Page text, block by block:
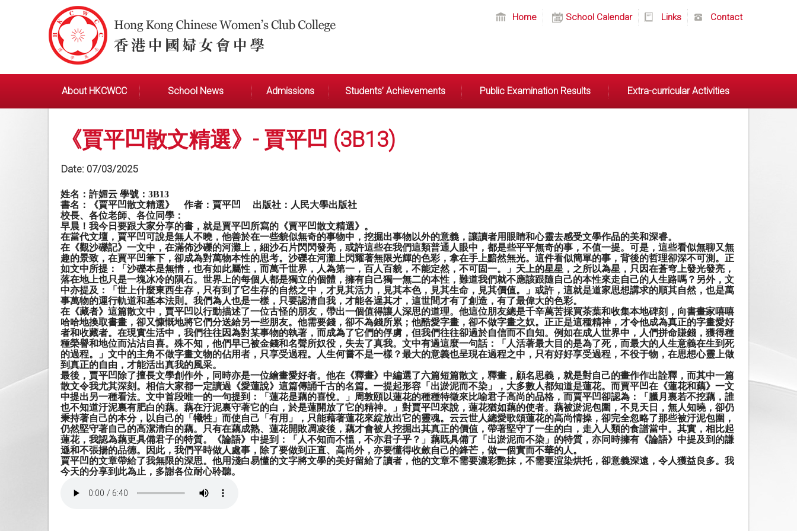
Home School Calendar Links Contact
About HKCWCC School News Admissions Students’ Achievements Public Examination Results Extra-curricular Activities
《賈平凹散文精選》- 賈平凹 (3B13)
Date: 07/03/2025
姓名：許媚云 學號： 3B13
書名：《賈平凹散文精選》
作者：賈平凹
出版社：人民大學出版社
校長、各位老師、各位同學：
早晨！我今日要跟大家分享的書，就是賈平凹所寫的《賈平凹散文精選》。
在當代文壇，賈平凹可說是無人不曉，他善於在一些貌似無奇的事物中，挖掘出事物以外的意義，讓讀者用眼睛和心靈去感受文學作品的美和深睿。
在《觀沙礫記》一文中，在滿佈沙礫的河灘上，細沙石片閃閃發亮，或許這些在我們這類普通人眼中，都是些平平無奇的事，不值一提。可是，這些看似無聊又無
趣的景致，在賈平凹筆下，卻成為對萬物本性的思考。沙礫在河灘上閃耀著無限光輝的色彩，拿在手上黯然無光。這件看似簡單的事，背後的哲理卻深不可測。正
如文中所提：「 沙礫本是無情，也有如此屬性，而萬千世界，人為第一，百人百貌，不能定然，不可固一。
」天上的星星，之所以為星，只因在蒼穹上發光發亮，
落在地上也只是一塊冰冷的隕石。世界上的每個人都是獨立的個體，擁有自己獨一無二的本性，難道我們就不應該跟隨自己的本性來走自己的人生路嗎？另外，文
中亦提及：「 世上什麼東西生存，只有到了它生存的自然之中，才見其活力，見其本色，見其生命，見其價值。」 或許，這就是道家思想講求的順其自然，也是萬
事萬物的運行軌道和基本法則。我們為人也是一樣，只要認清自我，才能各逞其才，這世間才有了創造，有了最偉大的色彩。
在《藏者》這篇散文中，賈平凹以行動描述了一位古怪的朋友，帶出一個值得讓人深思的道理。他這位朋友總是千辛萬苦採買茶葉和收集本地碑刻，向書畫家嘻嘻
哈哈地換取書畫，卻又慷慨地將它們分送給另一些朋友。他需要錢，卻不為錢所累；他酷愛字畫，卻不做字畫之奴。正正是這種精神，才令他成為真正的字畫愛好
者和收藏者。在現實生活中，我們往往因為對某事物的執著，而成為了它們的俘虜，但我們往往卻過於自信而不自知。例如在成人世界中，人們拼命賺錢，獲得種
種榮譽和地位而沾沾自喜。殊不知，他們早已被金錢和名聲所奴役，失去了真我。文中有過這麼一句話：「 人活著最大目的是為了死，而最大的人生意義在生到死
的過程。」 文中的主角不做字畫文物的佔用者，只享受過程。人生何嘗不是一樣？最大的意義也呈現在過程之中，只有好好享受過程，不役于物，在思想心靈上做
到真正的自由，才能活出真我的風采。
最後，賈平凹除了擅長文學創作外，同時亦是一位繪畫愛好者。他在《釋畫》中編選了六篇短篇散文，釋畫，顧名思義，就是對自己的畫作作出詮釋，而其中一篇
散文令我尤其深刻。相信大家都一定讀過《愛蓮說》這篇傳誦千古的名篇。一提起形容「 出淤泥而不染 」，大多數人都知道是蓮花。而賈平凹在《蓮花和藕》一文
中提出另一種看法。文中首段唯一的一句提到：「 蓮花是藕的喜悅。」 周敦頤以蓮花的種種特徵來比喻君子高尚的品格，而賈平凹卻認為：「 臘月裏若不挖藕，誰
也不知道汙泥裏有肥白的藕。藕在汙泥裏守著它的白，於是蓮開放了它的精神。」 對賈平凹來說，蓮花猶如藕的使者。藕被淤泥包圍，不見天日，無人知曉，卻仍
秉持著自己的本分，以自己的「 犧牲 」而使自己「 有用 」，只能藉著蓮花來綻放出它的靈魂。云云世人總愛歌頌蓮花的高尚情操，卻完全忽略了那些被汙泥包圍，
仍然堅守著自己的高潔清白的藕。只有在藕成熟、蓮花開敗凋凌後，藕才會被人挖掘出其真正的價值，帶著堅守了一生的白，走入人類的食譜當中。其實，相比起
蓮花，我認為藕更具備君子的特質。《論語》中提到：「 人不知而不慍，不亦君子乎？」 藕既具備了「 出淤泥而不染 」的特質，亦同時擁有《論語》中提及到的謙
遜和不張揚的品德。因此，我們平時做人處事，除了要做到正直、高尚外，亦要懂得收斂自己的鋒芒，做一個實而不華的人。
賈平凹的文章帶給了我無限的深思。他用淺白易懂的文字將文學的美好留給了讀者，他的文章不需要濃彩艷抹，不需要渲染烘托，卻意義深遠，令人獲益良多。我
今天的分享到此為止，多謝各位耐心聆聽。